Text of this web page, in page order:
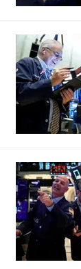
Photo
Góc
Công
Hitech
Sản
Thị
Tư vấn